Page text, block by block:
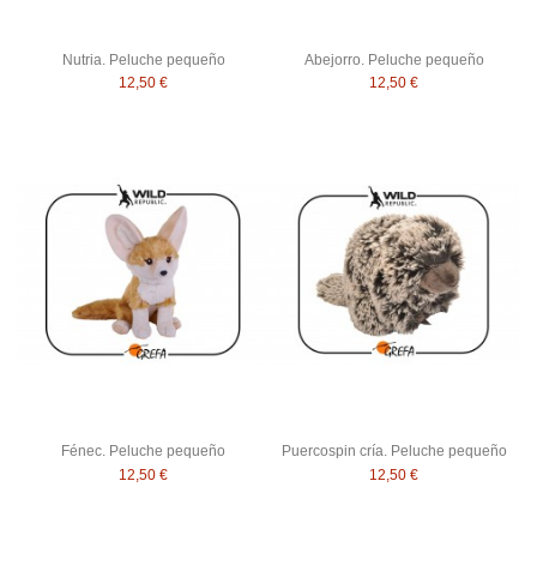
Nutria. Peluche pequeño
12,50 €
Abejorro. Peluche pequeño
12,50 €
Fénec. Peluche pequeño
12,50 €
Puercospin cría. Peluche pequeño
12,50 €